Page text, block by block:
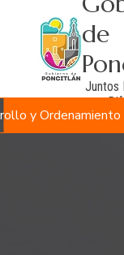
de
Juntos
y